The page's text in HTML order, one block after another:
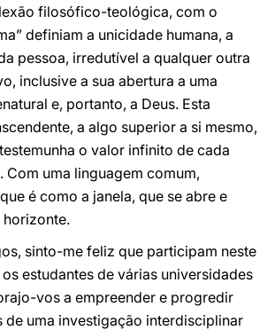
filosófico-teológica, com o
definiam a unicidade humana, a
pessoa, irredutível a qualquer outra
inclusive a sua abertura a uma
e, portanto, a Deus. Esta
a algo superior a si mesmo,
o valor infinito de cada
Com uma linguagem comum,
é como a janela, que se abre e
horizonte.
sinto-me feliz que participam neste
estudantes de várias universidades
vos a empreender e progredir
de uma investigação interdisciplinar